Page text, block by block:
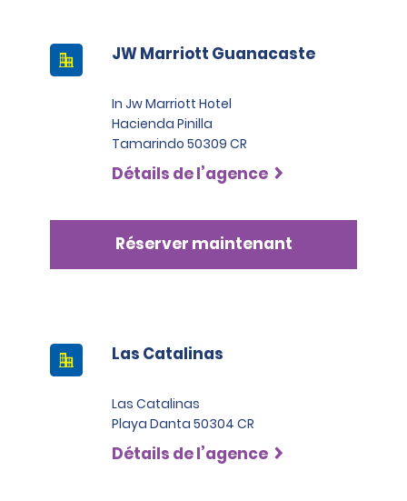
JW Marriott Guanacaste
In Jw Marriott Hotel
Hacienda Pinilla
Tamarindo 50309 CR
Détails de l’agence
Réserver maintenant
Las Catalinas
Las Catalinas
Playa Danta 50304 CR
Détails de l’agence